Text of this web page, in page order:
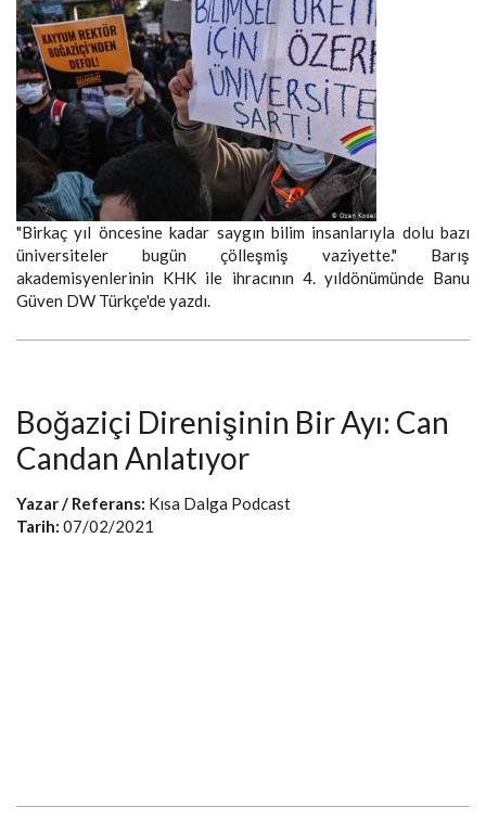
"Birkaç yıl öncesine kadar saygın bilim insanlarıyla dolu bazı
üniversiteler bugün çölleşmiş vaziyette." Barış
akademisyenlerinin KHK ile ihracının 4. yıldönümünde Banu
Güven DW Türkçe'de yazdı.
Boğaziçi Direnişinin Bir Ayı: Can
Candan Anlatıyor
Yazar / Referans: Kısa Dalga Podcast
Tarih: 07/02/2021